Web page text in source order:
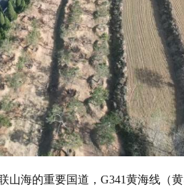
山海的重要国道，G341黄海线（